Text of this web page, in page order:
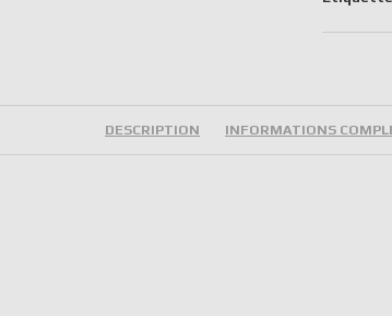
DESCRIPTION INFORMATIONS